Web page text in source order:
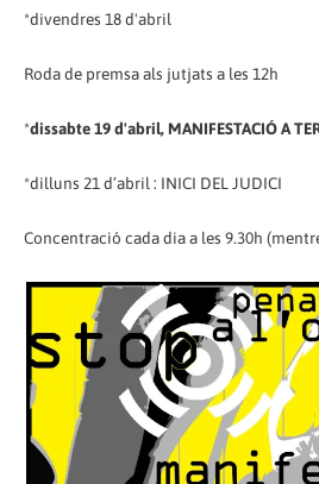
*divendres 18 d'abril
Roda de premsa als jutjats a les 12h
*dissabte 19 d'abril, MANIFESTACIÓ A
*dilluns 21 d’abril : INICI DEL JUDICI
Concentració cada dia a les 9.30h